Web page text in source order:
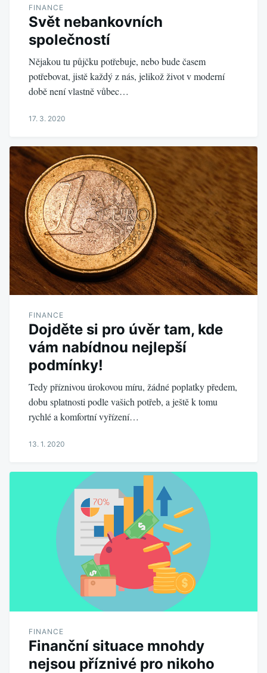
FINANCE
Svět nebankovních
společností
Nějakou tu půjčku potřebuje, nebo bude časem
potřebovat, jistě každý z nás, jelikož život v moderní
době není vlastně vůbec…
17. 3. 2020
FINANCE
Dojděte si pro úvěr tam, kde
vám nabídnou nejlepší
podmínky!
Tedy příznivou úrokovou míru, žádné poplatky předem,
dobu splatnosti podle vašich potřeb, a ještě k tomu
rychlé a komfortní vyřízení…
13. 1. 2020
FINANCE
Finanční situace mnohdy
nejsou příznivé pro nikoho